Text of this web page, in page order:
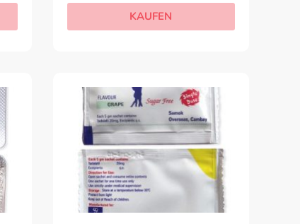
KAUFEN